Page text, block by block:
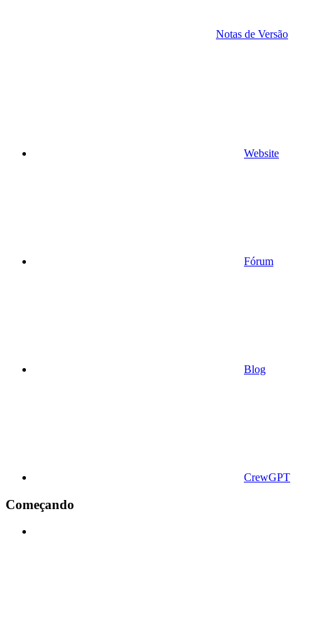
Notas de Versão
Website
Fórum
Blog
CrewGPT
Começando